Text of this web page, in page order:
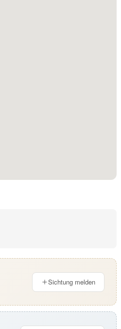
Sichtung melden